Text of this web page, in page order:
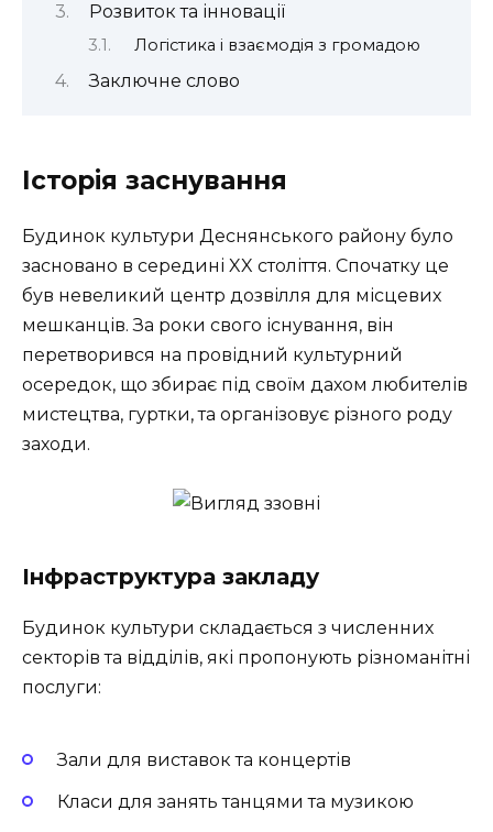
Розвиток та інновації
Логістика і взаємодія з громадою
Заключне слово
Історія заснування
Будинок культури Деснянського району було
засновано в середині XX століття. Спочатку це
був невеликий центр дозвілля для місцевих
мешканців. За роки свого існування, він
перетворився на провідний культурний
осередок, що збирає під своїм дахом любителів
мистецтва, гуртки, та організовує різного роду
заходи.
Інфраструктура закладу
Будинок культури складається з численних
секторів та відділів, які пропонують різноманітні
послуги:
Зали для виставок та концертів
Класи для занять танцями та музикою